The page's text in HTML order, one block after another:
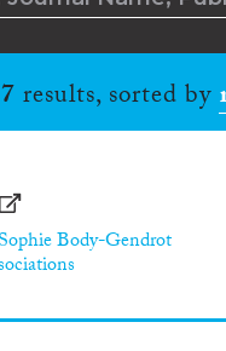
results, sorted by
Sophie Body-Gendrot